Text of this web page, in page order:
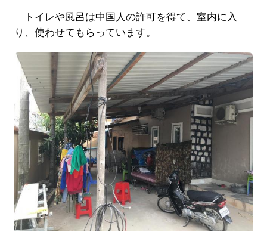
トイレや風呂は中国人の許可を得て、室内に入
り、使わせてもらっています。